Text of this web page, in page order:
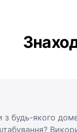
будь-якого